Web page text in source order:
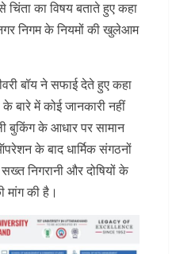
का विषय बताते हुए कहा
निगम के नियमों की खुलेआम
बॉय ने सफाई देते हुए कहा
बारे में कोई जानकारी नहीं
बुकिंग के आधार पर सामान
के बाद धार्मिक संगठनों
निगरानी और दोषियों के
मांग की है।